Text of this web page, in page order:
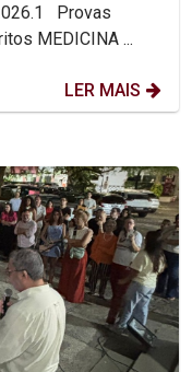
MEDICINA DEMAIS CURSOS Gabaritos MEDICINA ...
LER MAIS